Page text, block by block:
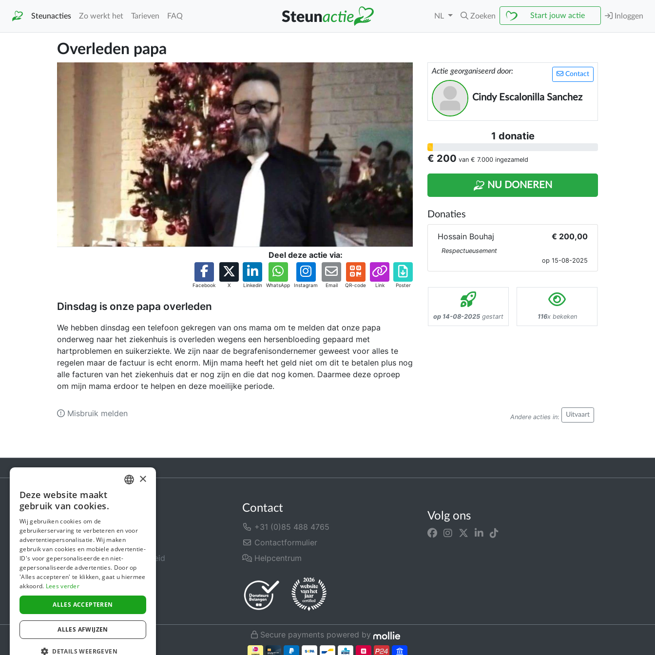
Steunacties Zo werkt het Tarieven FAQ NL Zoeken Start jouw actie Inloggen
Overleden papa
Deel deze actie via:
Facebook X Linkedin WhatsApp Instagram Email QR-code Link Poster
Dinsdag is onze papa overleden
We hebben dinsdag een telefoon gekregen van ons mama om te melden dat onze papa
onderweg naar het ziekenhuis is overleden wegens een hersenbloeding gepaard met
hartproblemen en suikerziekte. We zijn naar de begrafenisondernemer geweest voor alles te
regelen maar de factuur is echt enorm. Mijn mama heeft het geld niet om dit te betalen plus nog
alle facturen van het ziekenhuis dat er nog zijn en die dat nog komen. Daarmee deze oproep
om mijn mama erdoor te helpen en deze moeilijke periode.
Contact
Actie georganiseerd door:
Cindy Escalonilla Sanchez
1 donatie
€ 200 van € 7.000 ingezameld
NU DONEREN
Donaties
Hossain Bouhaj € 200,00
Respectueusement
op 15-08-2025
op 14-08-2025 gestart 116x bekeken
Andere acties in: Uitvaart
Misbruik melden
Steunactie
Over ons
In de media
Veiligheid & Betrouwbaarheid
Algemene voorwaarden
Privacybeleid
Cookiebeleid
Contact
+31 (0)85 488 4765
Contactformulier
Helpcentrum
Volg ons
Secure payments powered by
ENGLISH
×
Deze website maakt
gebruik van cookies.
Wij gebruiken cookies om de
gebruikerservaring te verbeteren en voor
advertentiepersonalisatie. Wij maken
gebruik van cookies en mobiele advertentie-
ID's voor gepersonaliseerde en niet-
gepersonaliseerde advertenties. Door op
'Alles accepteren' te klikken, gaat u hiermee
akkoord. Lees verder
ALLES ACCEPTEREN
ALLES AFWIJZEN
DETAILS WEERGEVEN